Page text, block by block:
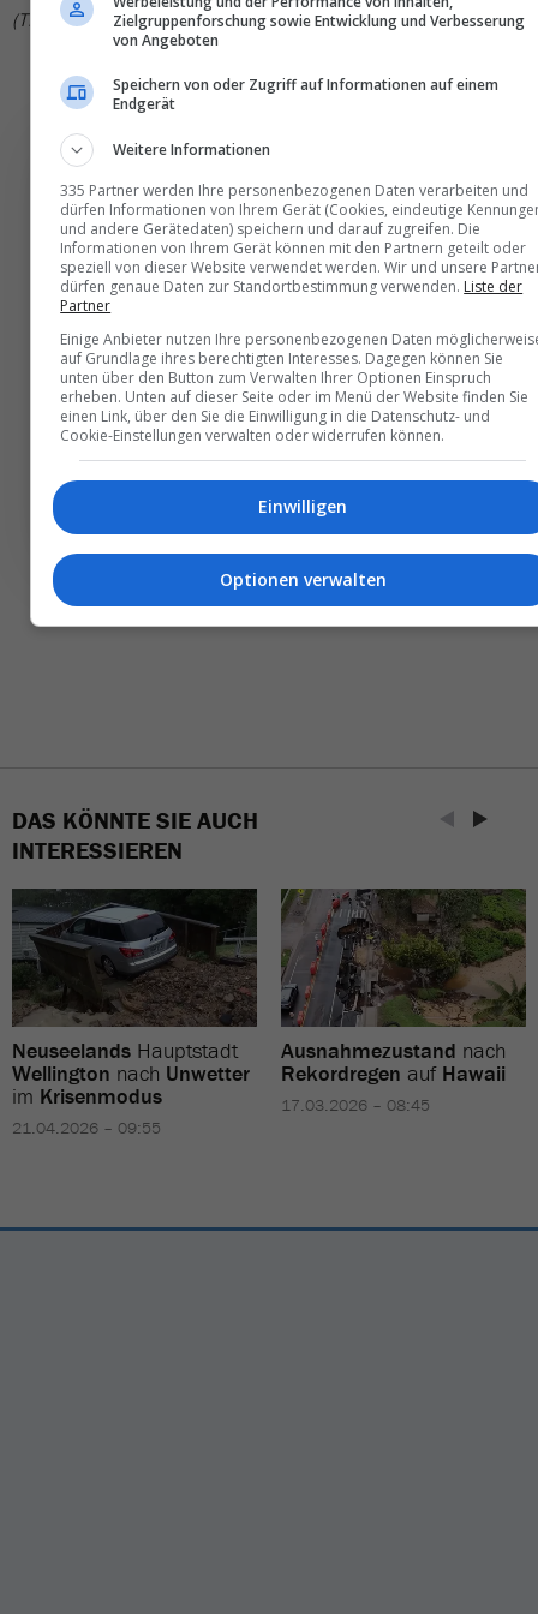
(TN)
Die wichtigsten und
besten News direkt in
Ihr E‑Mail-Postfach
Täglich oder wöchentlich, mit mehr Insights oder
weniger. Bei Travel­news haben Sie die Wahl.
DAS KÖNNTE SIE AUCH
INTERESSIEREN
Neuseelands Hauptstadt
Wellington nach Unwetter
im Krisenmodus
21.04.2026 – 09:55
Ausnahmezustand nach
Rekordregen auf Hawaii
17.03.2026 – 08:45
Zielgruppenforschung sowie Entwicklung und Verbesserung
von Angeboten
Speichern von oder Zugriff auf Informationen auf einem
Endgerät
Weitere Informationen
335 Partner werden Ihre personenbezogenen Daten verarbeiten und
dürfen Informationen von Ihrem Gerät (Cookies, eindeutige
und andere Gerätedaten) speichern und darauf zugreifen. Die
Informationen von Ihrem Gerät können mit den Partnern geteilt oder
speziell von dieser Website verwendet werden. Wir und unsere
dürfen genaue Daten zur Standortbestimmung verwenden. Liste der
Partner
Einige Anbieter nutzen Ihre personenbezogenen Daten
auf Grundlage ihres berechtigten Interesses. Dagegen können Sie
unten über den Button zum Verwalten Ihrer Optionen Einspruch
erheben. Unten auf dieser Seite oder im Menü der Website finden Sie
einen Link, über den Sie die Einwilligung in die Datenschutz- und
Cookie-Einstellungen verwalten oder widerrufen können.
Einwilligen
Optionen verwalten